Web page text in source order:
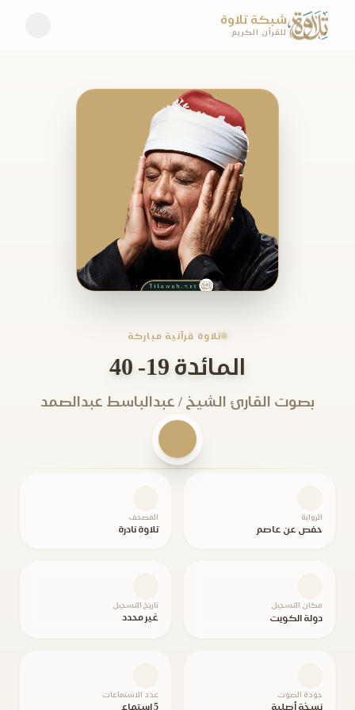
شبكة تلاوة
للقرآن الكريم
تلاوة قرآنية مباركة
المائدة 19- 40
بصوت القارئ الشيخ / عبدالباسط عبدالصمد
الرواية
حفص عن عاصم
المصحف
تلاوة نادرة
مكان التسجيل
دولة الكويت
تاريخ التسجيل
غير محدد
جودة الصوت
نسخة أصلية
عدد الاستماعات
5 استماع